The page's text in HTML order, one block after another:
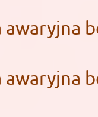
awaryjna
awaryjna